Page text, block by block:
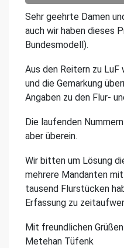
Sehr geehrte Damen
auch wir haben dieses
Bundesmodell).
Aus den Reitern zu LuF
und die Gemarkung
Angaben zu den Flur-
Die laufenden
aber überein.
Wir bitten um Lösung
mehrere Mandanten
tausend Flurstücken
Erfassung zu
Mit freundlichen Grüßen
Metehan Tüfenk